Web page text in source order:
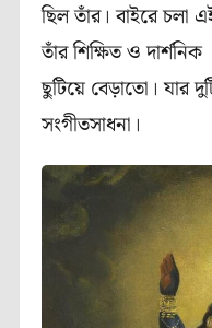
ছিল তাঁর। বাইরে চলা
তাঁর শিক্ষিত ও
ছুটিয়ে বেড়াতো। যার
সংগীতসাধনা।